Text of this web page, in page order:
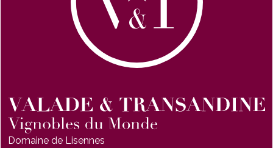
Domaine de Lisennes